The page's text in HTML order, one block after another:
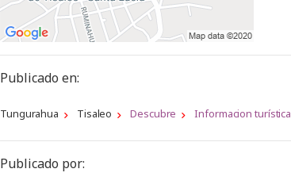
Publicado en:
Tungurahua Tisaleo Descubre Informacion turística
Publicado por: